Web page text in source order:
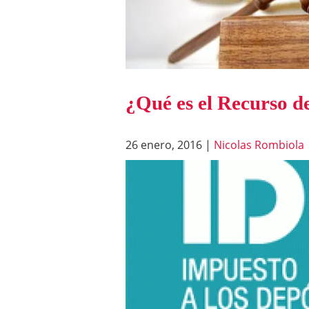
¿Qué es el Recurso
26 enero, 2016 | Nicolas Rombiola